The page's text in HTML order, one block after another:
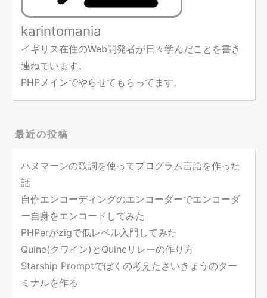
karintomania
イギリス在住のWeb開発者が日々学んだことを書き
連ねています。
PHPメインでやらせてもらってます。
最近の投稿
ハヌマーンの歌詞を使ってプログラム言語を作った
話
自作エンコーディングのエンコーダーでエンコーダ
ー自身をエンコードしてみた
PHPerがzigで低レベル入門してみた
Quine(クワイン)とQuineリレーの作り方
Starship Promptでぼくの考えたさいきょうのター
ミナルを作る